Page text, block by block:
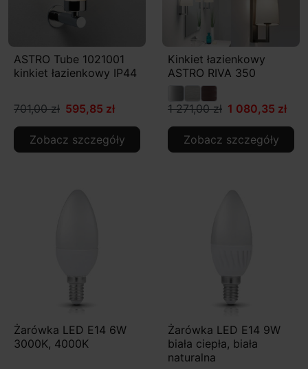
ASTRO Tube 1021001
kinkiet łazienkowy IP44
701,00 zł 595,85 zł
Zobacz szczegóły
Kinkiet łazienkowy
ASTRO RIVA 350
1 271,00 zł 1 080,35 zł
Zobacz szczegóły
Żarówka LED E14 6W
3000K, 4000K
Żarówka LED E14 9W
biała ciepła, biała
naturalna